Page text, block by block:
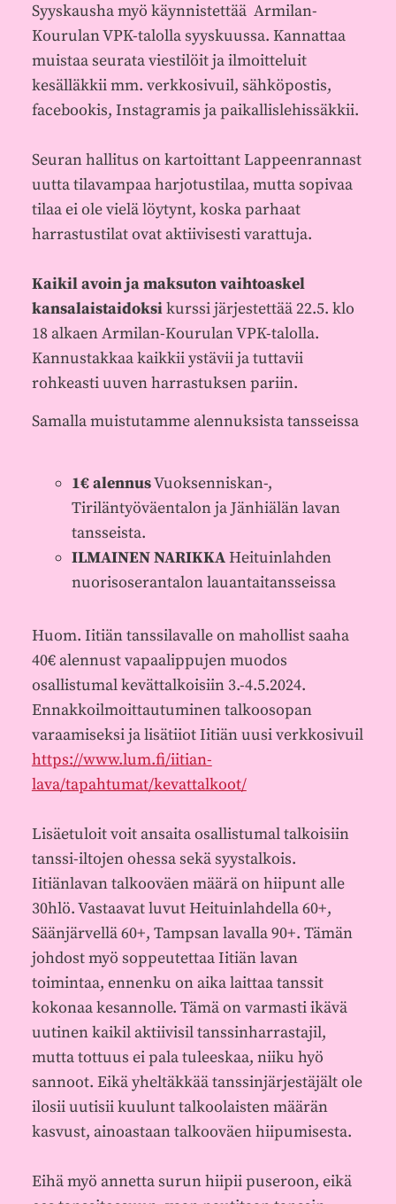
Syyskausha myö käynnistettää Armilan-
Kourulan VPK-talolla syyskuussa. Kannattaa
muistaa seurata viestilöit ja ilmoitteluit
kesälläkkii mm. verkkosivuil, sähköpostis,
facebookis, Instagramis ja paikallislehissäkkii.
Seuran hallitus on kartoittant Lappeenrannast
uutta tilavampaa harjotustilaa, mutta sopivaa
tilaa ei ole vielä löytynt, koska parhaat
harrastustilat ovat aktiivisesti varattuja.
Kaikil avoin ja maksuton vaihtoaskel
kansalaistaidoksikurssi järjestettää 22.5. klo
18 alkaen Armilan-Kourulan VPK-talolla.
Kannustakkaa kaikkii ystävii ja tuttavii
rohkeasti uuven harrastuksen pariin.
⁠⁠⁠⁠⁠⁠⁠Samalla muistutamme alennuksista tansseissa
1€ alennusVuoksenniskan-,
Tiriläntyöväentalon ja Jänhiälän lavan
tansseista.
ILMAINEN NARIKKAHeituinlahden
nuorisoserantalon lauantaitansseissa
Huom. Iitiän tanssilavalle on mahollist saaha
40€ alennust vapaalippujen muodos
osallistumal kevättalkoisiin 3.-4.5.2024.
Ennakkoilmoittautuminen talkoosopan
varaamiseksi ja lisätiiot Iitiän uusi verkkosivuil
https://www.lum.fi/iitian-
lava/tapahtumat/kevattalkoot/
Lisäetuloit voit ansaita osallistumal talkoisiin
tanssi-iltojen ohessa sekä syystalkois.
Iitiänlavan talkooväen määrä on hiipunt alle
30hlö. Vastaavat luvut Heituinlahdella 60+,
Säänjärvellä 60+, Tampsan lavalla 90+. Tämän
johdost myö soppeutettaa Iitiän lavan
toimintaa, ennenku on aika laittaa tanssit
kokonaa kesannolle. Tämä on varmasti ikävä
uutinen kaikil aktiivisil tanssinharrastajil,
mutta tottuus ei pala tuleeskaa, niiku hyö
sannoot. Eikä yheltäkkää tanssinjärjestäjält ole
ilosii uutisii kuulunt talkoolaisten määrän
kasvust, ainoastaan talkooväen hiipumisesta.
Eihä myö annetta surun hiipii puseroon, eikä